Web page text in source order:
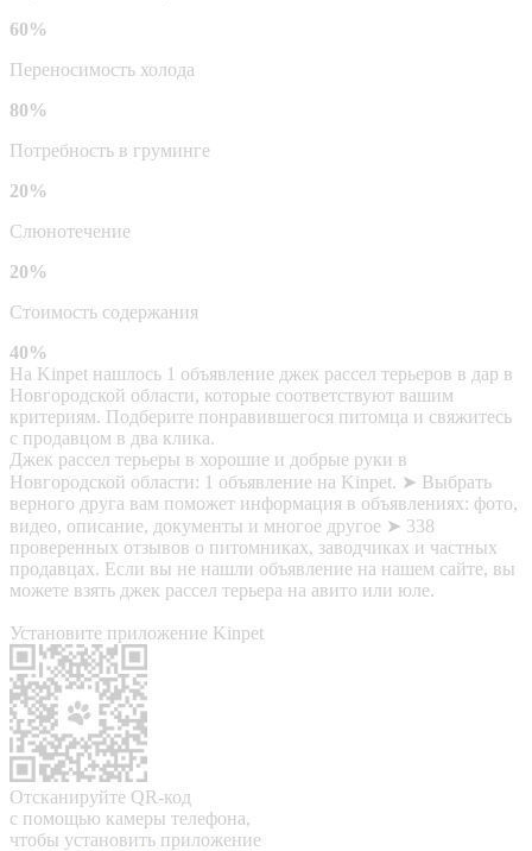
60%
Переносимость холода
80%
Потребность в груминге
20%
Слюнотечение
20%
Стоимость содержания
40%
На Kinpet нашлось 1 объявление джек рассел терьеров в дар в
Новгородской области, которые соответствуют вашим
критериям. Подберите понравившегося питомца и свяжитесь
с продавцом в два клика.
Джек рассел терьеры в хорошие и добрые руки в
Новгородской области: 1 объявление на Kinpet. ➤ Выбрать
верного друга вам поможет информация в объявлениях: фото,
видео, описание, документы и многое другое ➤ 338
проверенных отзывов о питомниках, заводчиках и частных
продавцах. Если вы не нашли объявление на нашем сайте, вы
можете взять джек рассел терьера на авито или юле.
Установите приложение Kinpet
Отсканируйте QR-код
с помощью камеры телефона,
чтобы установить приложение